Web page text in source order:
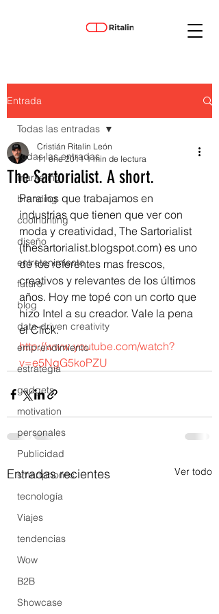
Entrada
Todas las entradas
marketing
branding
coolhunting
diseño
entretenimiento
futuro
blog
data-driven creativity
emprendimiento
estrategia
gadgets
motivation
personales
Publicidad
smartphones
tecnología
Viajes
tendencias
Wow
B2B
Showcase
Todas las entradas
The Sartorialist. A short.
Cristián Ritalin León
11 ene 2011 1 min de lectura
Para los que trabajamos en
industrias que tienen que ver con
moda y creatividad, The Sartorialist
(thesartorialist.blogspot.com) es uno
de los referentes mas frescos,
creativos y relevantes de los últimos
años. Hoy me topé con un corto que
hizo Intel a su creador. Vale la pena
el Click.
http://www.youtube.com/watch?
v=e5NgG5koPZU
Entradas recientes Ver todo